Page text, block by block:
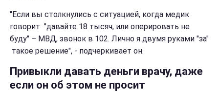
"Если вы столкнулись с ситуацией, когда медик
говорит "давайте 18 тысяч, или оперировать не
буду" – МВД, звонок в 102. Лично я двумя руками "за"
такое решение", - подчеркивает он.
Привыкли давать деньги врачу, даже
если он об этом не просит